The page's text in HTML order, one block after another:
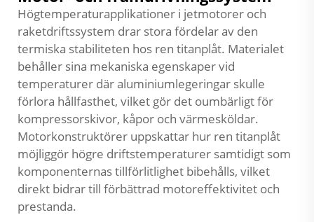
Högtemperaturapplikationer i jetmotorer och
raketdriftssystem drar stora fördelar av den
termiska stabiliteten hos ren titanplåt. Materialet
behåller sina mekaniska egenskaper vid
temperaturer där aluminiumlegeringar skulle
förlora hållfasthet, vilket gör det oumbärligt för
kompressorskivor, kåpor och värmesköldar.
Motorkonstruktörer uppskattar hur ren titanplåt
möjliggör högre driftstemperaturer samtidigt som
komponenternas tillförlitlighet bibehålls, vilket
direkt bidrar till förbättrad motoreffektivitet och
prestanda.